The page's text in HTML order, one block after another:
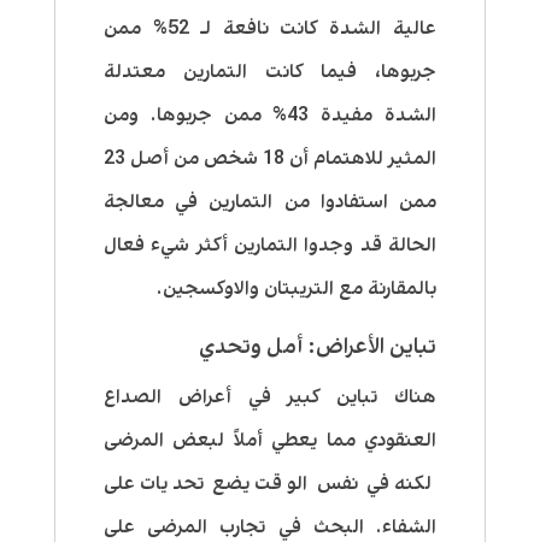
عالية الشدة كانت نافعة لـ 52% ممن
جربوها، فيما كانت التمارين معتدلة
الشدة مفيدة 43% ممن جربوها. ومن
المثير للاهتمام أن 18 شخص من أصل 23
ممن استفادوا من التمارين في معالجة
الحالة قد وجدوا التمارين أكثر شيء فعال
بالمقارنة مع التريبتان والاوكسجين.
تباين الأعراض: أمل وتحدي
هناك تباين كبير في أعراض الصداع
العنقودي مما يعطي أملاً لبعض المرضى
لكنه في نفس الوقت يضع تحديات على
الشفاء. البحث في تجارب المرضى على